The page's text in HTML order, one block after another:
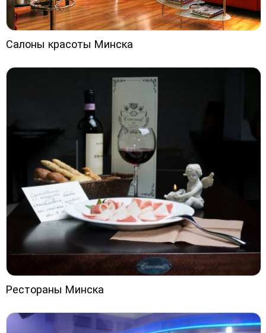
Салоны красоты Минска
Рестораны Минска